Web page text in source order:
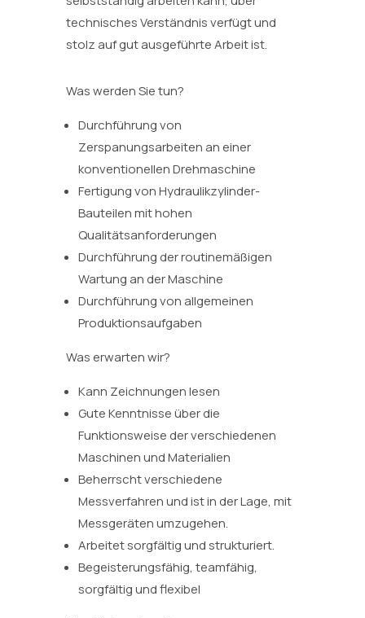
technisches Verständnis verfügt und
stolz auf gut ausgeführte Arbeit ist.
Was werden Sie tun?
Durchführung von
Zerspanungsarbeiten an einer
konventionellen Drehmaschine
Fertigung von Hydraulikzylinder-
Bauteilen mit hohen
Qualitätsanforderungen
Durchführung der routinemäßigen
Wartung an der Maschine
Durchführung von allgemeinen
Produktionsaufgaben
Was erwarten wir?
Kann Zeichnungen lesen
Gute Kenntnisse über die
Funktionsweise der verschiedenen
Maschinen und Materialien
Beherrscht verschiedene
Messverfahren und ist in der Lage, mit
Messgeräten umzugehen.
Arbeitet sorgfältig und strukturiert.
Begeisterungsfähig, teamfähig,
sorgfältig und flexibel